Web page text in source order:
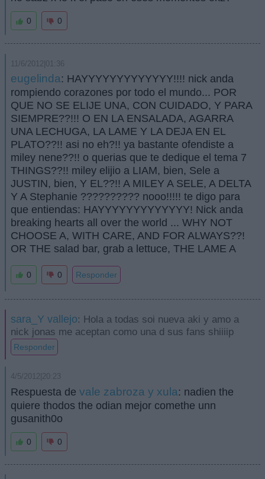
0 0
11/6/2012|01:36
eugelinda : HAYYYYYYYYYYYYY!!!! nick anda
rompiendo corazones por todo el mundo... POR
QUE NO SE ELIJE UNA, CON CUIDADO, Y PARA
SIEMPRE??!!! O EN LA ENSALADA, AGARRA
UNA LECHUGA, LA LAME Y LA DEJA EN EL
PLATO??!! asi no eh?!! ya bastante ofendiste a
miley nene??!! o querias que te dedique el tema 7
THINGS??!! miley elijio a LIAM, bien, Sele a
JUSTIN, bien, Y EL??!! A MILEY A SELE, A DELTA
Y A Stephanie ?????????? nooo!!!!! te digo para
que entiendas: HAYYYYYYYYYYYYY! Nick anda
breaking hearts all over the world ... WHY NOT
CHOOSE A, WITH CARE, AND FOR ALWAYS??!
OR THE salad bar, grab a lettuce, THE LAME A
0 0 Responder
sara_Y vallejo: Hola a todas soi nueva aki y amo a
nick jonas me aceptan como una d sus fans shiiiip
Responder
4/5/2012|20:23
Respuesta devale zabroza y xula : nadien the
quiere thodos the odian mejor comethe unn
gusanith0o
0 0